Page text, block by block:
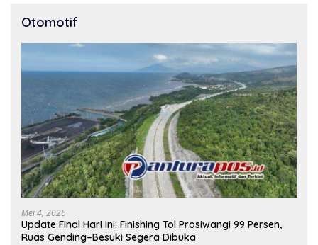
Otomotif
Mei 4, 2026
Update Final Hari Ini: Finishing Tol Prosiwangi 99 Persen,
Ruas Gending–Besuki Segera Dibuka